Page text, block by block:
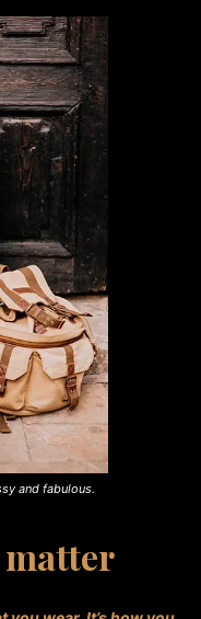
and fabulous.